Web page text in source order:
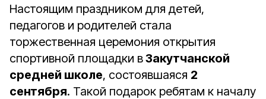
Настоящим праздником для детей,
педагогов и родителей стала
торжественная церемония открытия
спортивной площадки вЗакутчанской
средней школе, состоявшаяся 2
сентября. Такой подарок ребятам к началу